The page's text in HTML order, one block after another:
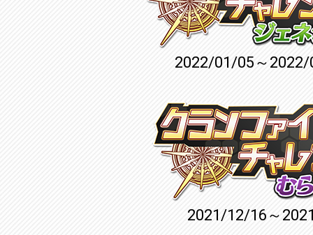
2022/01/05～
2021/12/16～